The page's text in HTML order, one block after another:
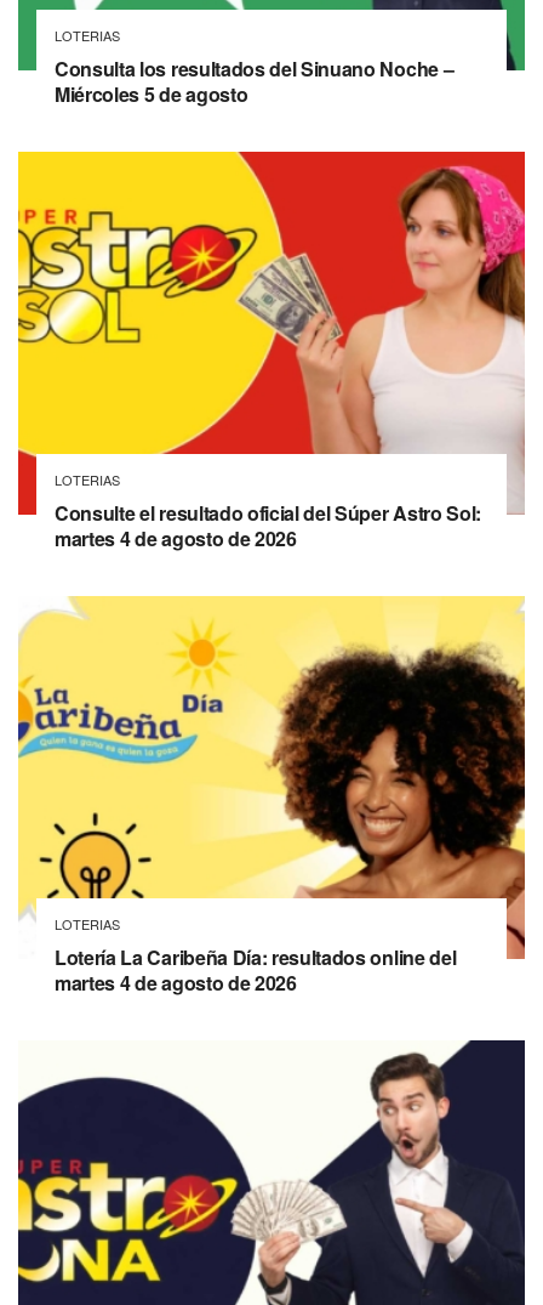
LOTERIAS
Consulta los resultados del Sinuano Noche –
Miércoles 5 de agosto
LOTERIAS
Consulte el resultado oficial del Súper Astro Sol:
martes 4 de agosto de 2026
LOTERIAS
Lotería La Caribeña Día: resultados online del
martes 4 de agosto de 2026